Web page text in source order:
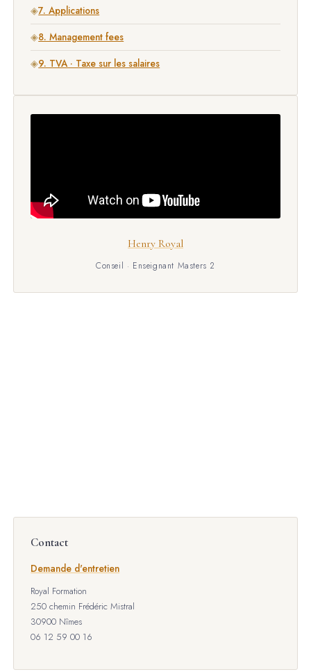
◈7. Applications
◈8. Management fees
◈9. TVA · Taxe sur les salaires
Henry Royal
Conseil · Enseignant Masters 2
Contact
Demande d'entretien
Royal Formation
250 chemin Frédéric Mistral
30900 Nîmes
06 12 59 00 16